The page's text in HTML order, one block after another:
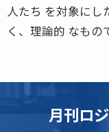
人たち を対象に
く、理論的 なもの
月刊ロ